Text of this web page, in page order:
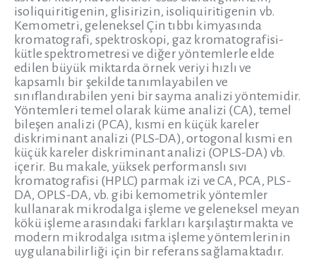
isoliquiritigenin, glisirizin, isoliquiritigenin vb.
Kemometri, geleneksel Çin tıbbı kimyasında
kromatografi, spektroskopi, gaz kromatografisi-
kütle spektrometresi ve diğer yöntemlerle elde
edilen büyük miktarda örnek veriyi hızlı ve
kapsamlı bir şekilde tanımlayabilen ve
sınıflandırabilen yeni bir sayma analizi yöntemidir.
Yöntemleri temel olarak küme analizi (CA), temel
bileşen analizi (PCA), kısmi en küçük kareler
diskriminant analizi (PLS-DA), ortogonal kısmi en
küçük kareler diskriminant analizi (OPLS-DA) vb.
içerir. Bu makale, yüksek performanslı sıvı
kromatografisi (HPLC) parmak izi ve CA, PCA, PLS-
DA, OPLS-DA, vb. gibi kemometrik yöntemler
kullanarak mikrodalga işleme ve geleneksel meyan
kökü işleme arasındaki farkları karşılaştırmakta ve
modern mikrodalga ısıtma işleme yöntemlerinin
uygulanabilirliği için bir referans sağlamaktadır.